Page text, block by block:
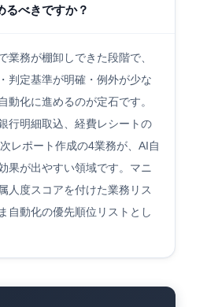
るべきですか？
業務が棚卸しできた段階で、
判定基準が明確・例外が少な
動化に進めるのが定石です。
行明細取込、経費レシートの
レポート作成の4業務が、AI自
果が出やすい領域です。マニ
人度スコアを付けた業務リス
自動化の優先順位リストとし